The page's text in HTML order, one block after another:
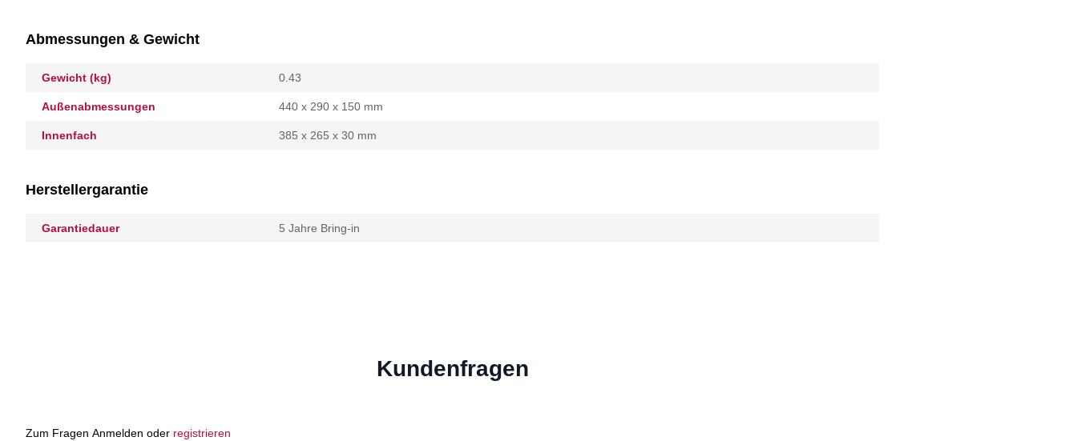
Abmessungen & Gewicht
Gewicht (kg) 0.43
Außenabmessungen 440 x 290 x 150 mm
Innenfach 385 x 265 x 30 mm
Herstellergarantie
Garantiedauer 5 Jahre Bring-in
Kundenfragen
Zum Fragen Anmelden oder registrieren